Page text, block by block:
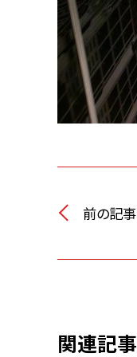
前の記事
関連記事